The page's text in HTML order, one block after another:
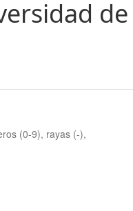
de
(0-9), rayas (-),